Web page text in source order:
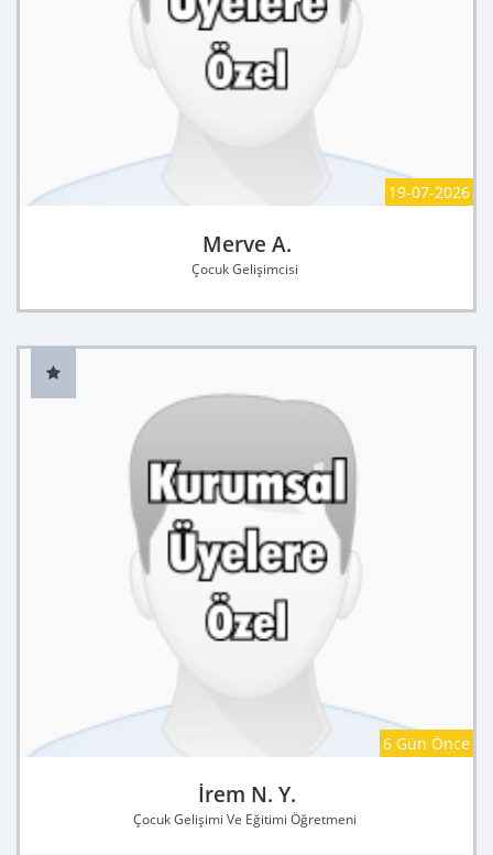
19-07-2026
Merve A.
Çocuk Gelişimcisi
6 Gün Önce
İrem N. Y.
Çocuk Gelişimi Ve Eğitimi Öğretmeni